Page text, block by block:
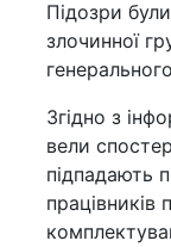
Підозри
злочинної
Згідно з
вели
підпадають
працівників